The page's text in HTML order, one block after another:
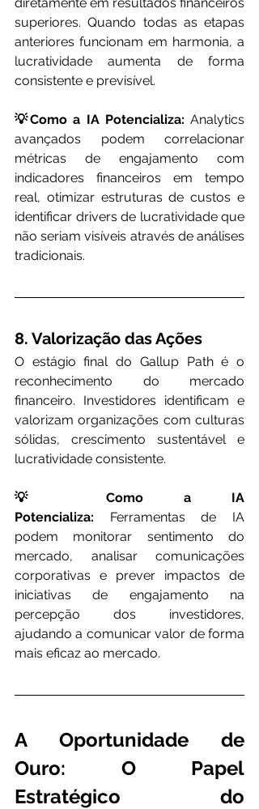
superiores. Quando todas as etapas
anteriores funcionam em harmonia, a
lucratividade aumenta de forma
consistente e previsível.
💡Como a IA Potencializa: Analytics
avançados podem correlacionar
métricas de engajamento com
indicadores financeiros em tempo
real, otimizar estruturas de custos e
identificar drivers de lucratividade que
não seriam visíveis através de análises
tradicionais.
8. Valorização das Ações
O estágio final do Gallup Path é o
reconhecimento do mercado
financeiro. Investidores identificam e
valorizam organizações com culturas
sólidas, crescimento sustentável e
lucratividade consistente.
💡 Como a IA
Potencializa: Ferramentas de IA
podem monitorar sentimento do
mercado, analisar comunicações
corporativas e prever impactos de
iniciativas de engajamento na
percepção dos investidores,
ajudando a comunicar valor de forma
mais eficaz ao mercado.
A Oportunidade de
Ouro: O Papel
Estratégico do